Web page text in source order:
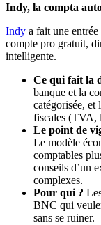
Indy, la compta
Indy a fait une
compte pro gratuit,
intelligente.
Ce qui fait la
banque et la
catégorisée, et
fiscales (TVA,
Le point de
Le modèle
comptables
conseils d’un
complexes.
Pour qui ?
BNC qui
sans se ruiner.